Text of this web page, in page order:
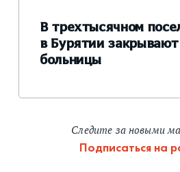
В трехтысячном
в Бурятии закрывают
больницы
Следите за новыми
Подписаться на